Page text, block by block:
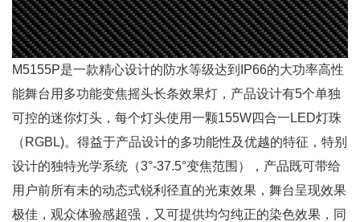
M5155P是一款精心设计的防水等级达到IP66的大功率高性
能舞台用多功能变焦摇头长条效果灯，产品设计有5个单独
可控的迷你灯头，每个灯头使用一颗155W四合一LED灯珠
（RGBL)。得益于产品设计的多功能性及优越的特征，特别
设计的独特光学系统（3°-37.5°变焦范围），产品既可带给
用户前所有未的动态式锐利径直的光束效果，舞台呈现效果
极佳，观众体验感超强，又可提供均匀纯正的染色效果，同